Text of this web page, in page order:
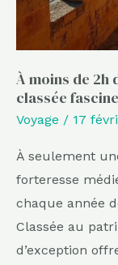
À moins de 2h
classée
Voyage / 17
À seulement
forteresse
chaque année
Classée au
d’exception
cité
médiévale
fascine
par
ses
remparts
et
ses
tours